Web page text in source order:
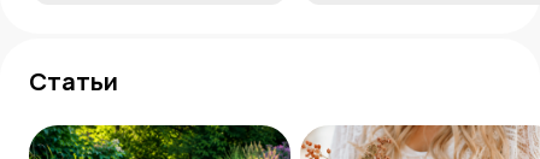
Статьи